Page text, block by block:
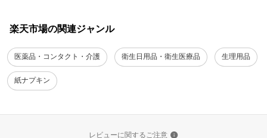
楽天市場の関連ジャンル
医薬品・コンタクト・介護 衛生日用品・衛生医療品 生理用品
紙ナプキン
レビューに関するご注意